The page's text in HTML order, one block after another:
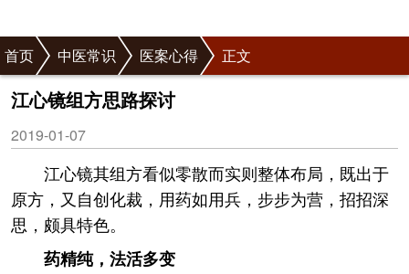
首页 中医常识 医案心得 正文
江心镜组方思路探讨
2019-01-07
江心镜其组方看似零散而实则整体布局，既出于
原方，又自创化裁，用药如用兵，步步为营，招招深
思，颇具特色。
药精纯，法活多变